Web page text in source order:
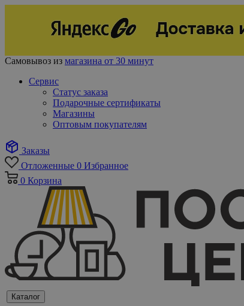
Самовывоз из магазина от 30 минут
Сервис
Статус заказа
Подарочные сертификаты
Магазины
Оптовым покупателям
Заказы
Отложенные 0 Избранное
0 Корзина
Каталог